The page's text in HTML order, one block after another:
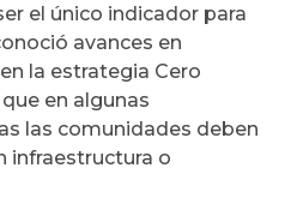
el único indicador para
avances en
la estrategia Cero
en algunas
las comunidades deben
infraestructura o